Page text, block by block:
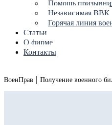
Помощь
Независимая ВВК
Горячая линия
Статьи
О фирме
Контакты
ВоенПрав | Получение военного